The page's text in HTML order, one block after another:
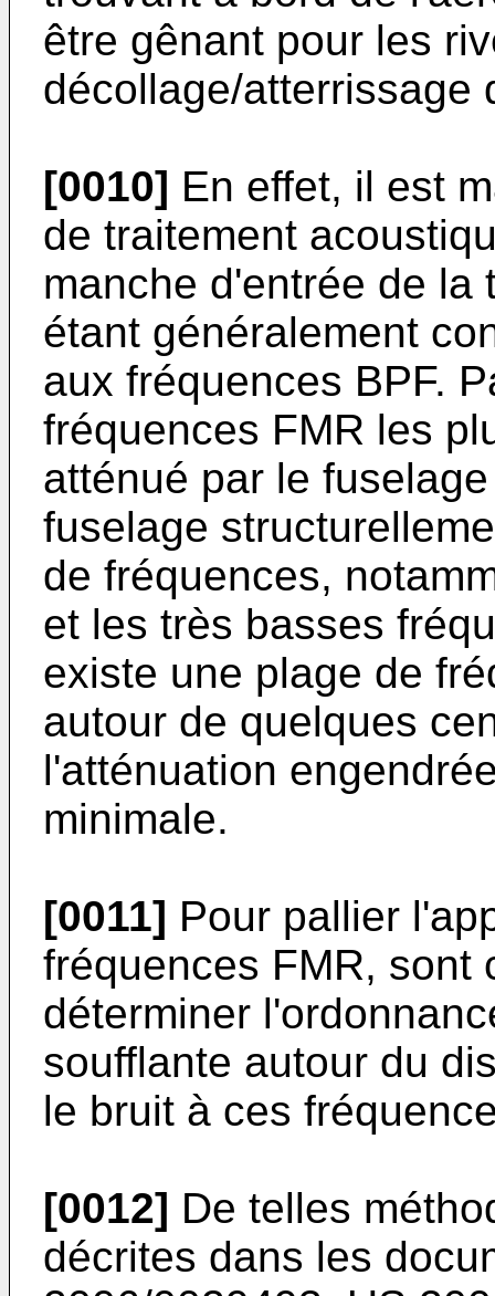
être gênant pour les
décollage/atterrissage
[0010] En effet, il est
de traitement
manche d'entrée de la
étant généralement
aux fréquences BPF.
fréquences FMR les
atténué par le
fuselage
de fréquences,
et les très basses
existe une plage de
autour de quelques
l'atténuation
minimale.
[0011] Pour pallier
fréquences FMR, sont
déterminer
soufflante autour du
le bruit à ces
[0012] De telles
décrites dans les